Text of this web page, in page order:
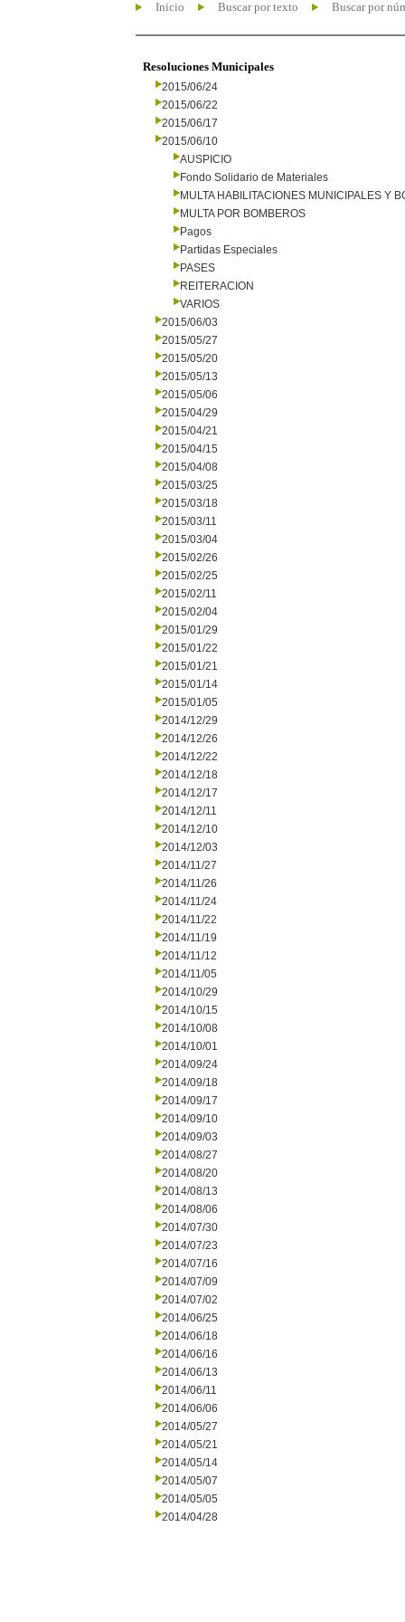
Inicio Buscar por texto Buscar por
Resoluciones Municipales
2015/06/24
2015/06/22
2015/06/17
2015/06/10
AUSPICIO
Fondo Solidario de Materiales
MULTA HABILITACIONES MUNICIPALES Y
MULTA POR BOMBEROS
Pagos
Partidas Especiales
PASES
REITERACION
VARIOS
2015/06/03
2015/05/27
2015/05/20
2015/05/13
2015/05/06
2015/04/29
2015/04/21
2015/04/15
2015/04/08
2015/03/25
2015/03/18
2015/03/11
2015/03/04
2015/02/26
2015/02/25
2015/02/11
2015/02/04
2015/01/29
2015/01/22
2015/01/21
2015/01/14
2015/01/05
2014/12/29
2014/12/26
2014/12/22
2014/12/18
2014/12/17
2014/12/11
2014/12/10
2014/12/03
2014/11/27
2014/11/26
2014/11/24
2014/11/22
2014/11/19
2014/11/12
2014/11/05
2014/10/29
2014/10/15
2014/10/08
2014/10/01
2014/09/24
2014/09/18
2014/09/17
2014/09/10
2014/09/03
2014/08/27
2014/08/20
2014/08/13
2014/08/06
2014/07/30
2014/07/23
2014/07/16
2014/07/09
2014/07/02
2014/06/25
2014/06/18
2014/06/16
2014/06/13
2014/06/11
2014/06/06
2014/05/27
2014/05/21
2014/05/14
2014/05/07
2014/05/05
2014/04/28